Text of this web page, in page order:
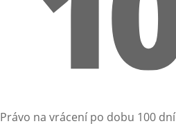
Právo na vrácení po dobu 100 dní